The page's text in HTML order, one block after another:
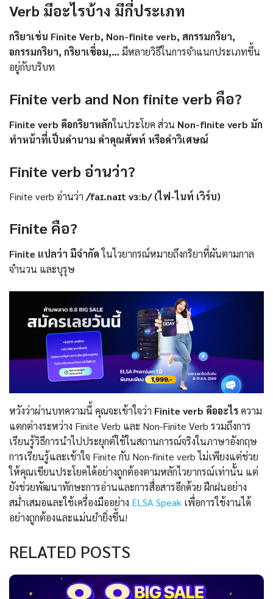
Verb มีอะไรบ้าง มีกี่ประเภท
กริยาเช่น Finite Verb, Non-finite verb, สกรรมกริยา,
อกรรมกริยา, กริยาเชื่อม,…มีหลายวิธีในการจำแนกประเภทขึ้น
อยู่กับบริบท
Finite verb and Non finite verb คือ?
Finite verb คือกริยาหลักในประโยค ส่วน Non-finite verb มัก
ทำหน้าที่เป็นคำนาม คำคุณศัพท์ หรือคำวิเศษณ์
Finite verb อ่านว่า?
Finite verb อ่านว่า /ˈfaɪ.naɪt vɜːb/ (ไฟ-ไนท์ เวิร์บ)
Finite คือ?
Finite แปลว่า มีจำกัดในไวยากรณ์หมายถึงกริยาที่ผันตามกาล
จำนวน และบุรุษ
หวังว่าผ่านบทความนี้ คุณจะเข้าใจว่า Finite verb คืออะไรความ
แตกต่างระหว่าง Finite Verb และ Non-Finite Verb รวมถึงการ
เรียนรู้วิธีการนำไปประยุกต์ใช้ในสถานการณ์จริงในภาษาอังกฤษ
การเรียนรู้และเข้าใจ Finite กับ Non-finite verb ไม่เพียงแต่ช่วย
ให้คุณเขียนประโยคได้อย่างถูกต้องตามหลักไวยากรณ์เท่านั้น แต่
ยังช่วยพัฒนาทักษะการอ่านและการสื่อสารอีกด้วย ฝึกฝนอย่าง
สม่ำเสมอและใช้เครื่องมืออย่าง ELSA Speak เพื่อการใช้งานได้
อย่างถูกต้องและแม่นยำยิ่งขึ้น!
RELATED POSTS